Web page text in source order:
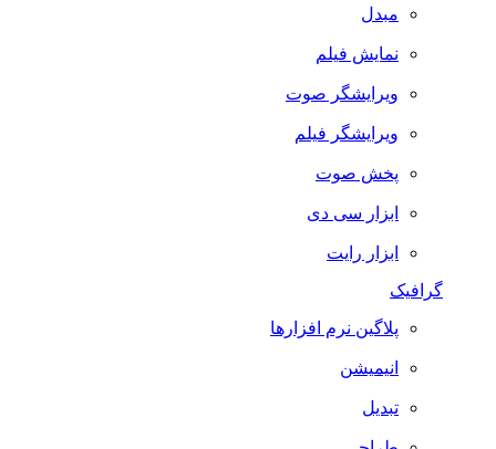
مبدل
نمایش فیلم
ویرایشگر صوت
ویرایشگر فیلم
پخش صوت
ابزار سی دی
ابزار رایت
گرافیک
پلاگین نرم افزارها
انیمیشن
تبدیل